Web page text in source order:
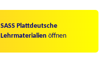
SASS Plattdeutsche
Lehrmaterialien öffnen